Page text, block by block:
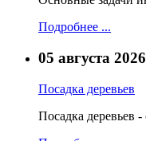
Подробнее ...
05 августа 2026
Посадка деревьев
Посадка деревьев